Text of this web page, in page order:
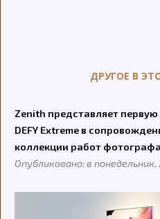
ДРУГОЕ В
Zenith представляет
DEFY Extreme в
коллекции работ
Опубликовано: в